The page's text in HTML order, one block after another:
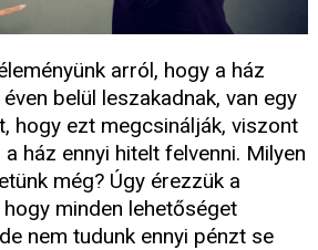
arról, hogy a ház
belül leszakadnak, van egy
hogy ezt megcsinálják, viszont
ház ennyi hitelt felvenni. Milyen
még? Úgy érezzük a
minden lehetőséget
nem tudunk ennyi pénzt se